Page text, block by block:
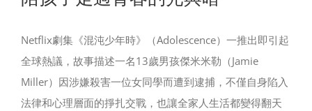
Netflix劇集《混沌少年時》（Adolescence）一推出即引起
全球熱議，故事描述一名13歲男孩傑米米勒（Jamie
Miller）因涉嫌殺害一位女同學而遭到逮捕，不僅自身陷入
法律和心理層面的掙扎交戰，也讓全家人生活都變得翻天